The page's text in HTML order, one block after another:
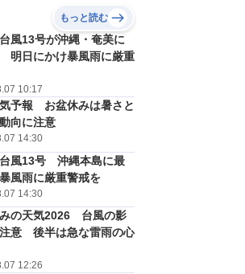
21
(金)
E
35℃
26
30 %
予報の
信頼度
B
C
？
もっと読む
風13号が沖縄・奄美に
明日にかけ暴風雨に厳重
10:17
予報 お盆休みは暑さと
向に注意
14:30
風13号 沖縄本島に最
風雨に厳重警戒を
14:30
の天気2026 台風の影
意 後半は急な雷雨の心
12:26